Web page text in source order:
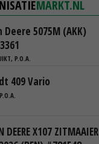
MARKT.NL
Deere 5075M (AKK)
P.O.A.
409 Vario
DEERE X107 ZITMAAIER